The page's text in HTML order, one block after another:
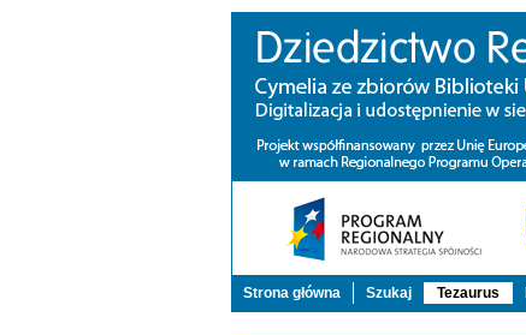
Strona główna Szukaj Tezaurus